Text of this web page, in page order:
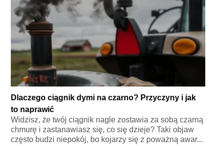
Dlaczego ciągnik dymi na czarno? Przyczyny i jak
to naprawić
Widzisz, że twój ciągnik nagle zostawia za sobą czarną
chmurę i zastanawiasz się, co się dzieje? Taki objaw
często budzi niepokój, bo kojarzy się z poważną awar...